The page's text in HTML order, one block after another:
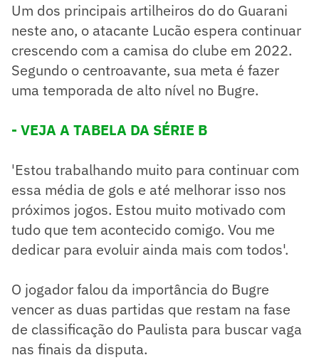
Um dos principais artilheiros do do Guarani
neste ano, o atacante Lucão espera continuar
crescendo com a camisa do clube em 2022.
Segundo o centroavante, sua meta é fazer
uma temporada de alto nível no Bugre.
- VEJA A TABELA DA SÉRIE B
'Estou trabalhando muito para continuar com
essa média de gols e até melhorar isso nos
próximos jogos. Estou muito motivado com
tudo que tem acontecido comigo. Vou me
dedicar para evoluir ainda mais com todos'.
O jogador falou da importância do Bugre
vencer as duas partidas que restam na fase
de classificação do Paulista para buscar vaga
nas finais da disputa.